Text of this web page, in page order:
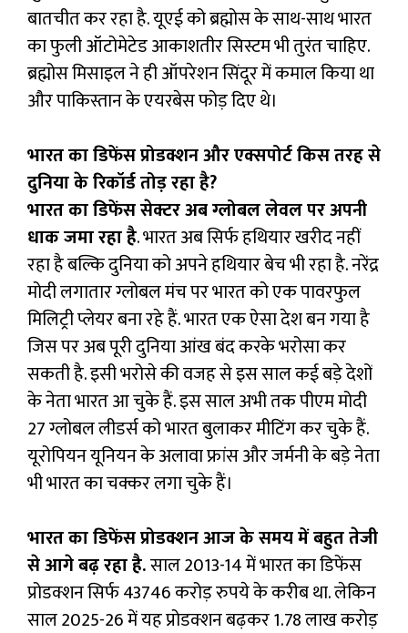
बातचीत कर रहा है. यूएई को ब्रह्मोस के साथ-साथ भारत
का फुली ऑटोमेटेड आकाशतीर सिस्टम भी तुरंत चाहिए.
ब्रह्मोस मिसाइल ने ही ऑपरेशन सिंदूर में कमाल किया था
और पाकिस्तान के एयरबेस फोड़ दिए थे।
भारत का डिफेंस प्रोडक्शन और एक्सपोर्ट किस तरह से
दुनिया के रिकॉर्ड तोड़ रहा है?
भारत का डिफेंस सेक्टर अब ग्लोबल लेवल पर अपनी
धाक जमा रहा है. भारत अब सिर्फ हथियार खरीद नहीं
रहा है बल्कि दुनिया को अपने हथियार बेच भी रहा है. नरेंद्र
मोदी लगातार ग्लोबल मंच पर भारत को एक पावरफुल
मिलिट्री प्लेयर बना रहे हैं. भारत एक ऐसा देश बन गया है
जिस पर अब पूरी दुनिया आंख बंद करके भरोसा कर
सकती है. इसी भरोसे की वजह से इस साल कई बड़े देशों
के नेता भारत आ चुके हैं. इस साल अभी तक पीएम मोदी
27 ग्लोबल लीडर्स को भारत बुलाकर मीटिंग कर चुके हैं.
यूरोपियन यूनियन के अलावा फ्रांस और जर्मनी के बड़े नेता
भी भारत का चक्कर लगा चुके हैं।
भारत का डिफेंस प्रोडक्शन आज के समय में बहुत तेजी
से आगे बढ़ रहा है.साल 2013-14 में भारत का डिफेंस
प्रोडक्शन सिर्फ 43746 करोड़ रुपये के करीब था. लेकिन
साल 2025-26 में यह प्रोडक्शन बढ़कर 1.78 लाख करोड़